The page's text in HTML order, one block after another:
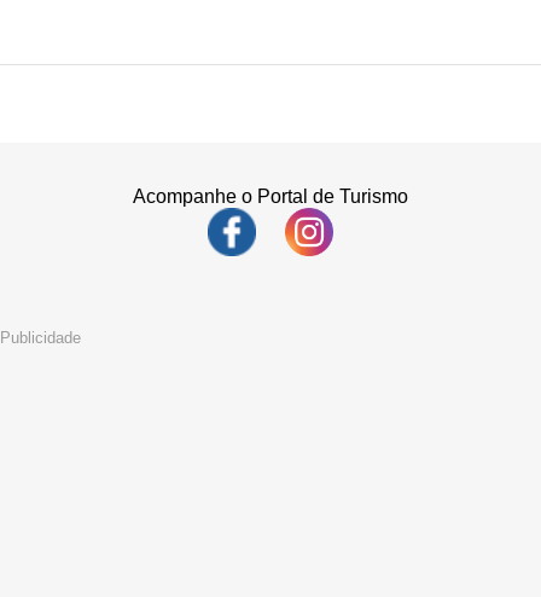
Acompanhe o Portal de Turismo
Publicidade